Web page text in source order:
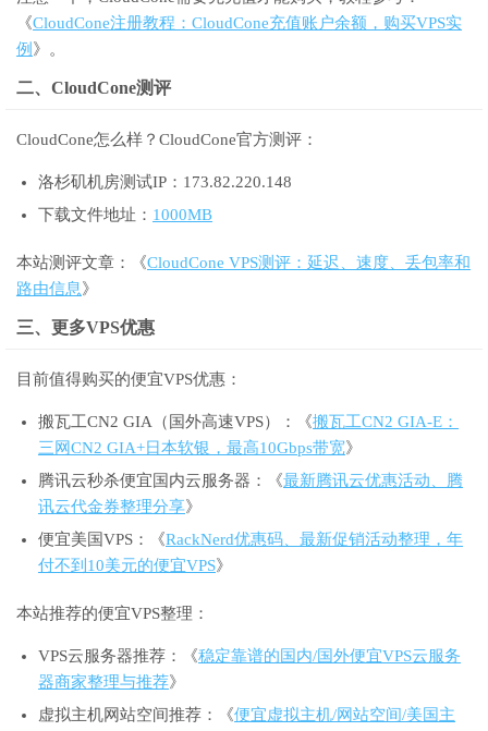
《CloudCone注册教程：CloudCone充值账户余额，购买VPS实
例 》。
二、CloudCone测评
CloudCone怎么样？CloudCone官方测评：
洛杉矶机房测试IP：173.82.220.148
下载文件地址： 1000MB
本站测评文章：《CloudCone VPS测评：延迟、速度、丢包率和
路由信息》
三、更多VPS优惠
目前值得购买的便宜VPS优惠：
搬瓦工CN2 GIA（国外高速VPS）：《搬瓦工CN2 GIA-E：
三网CN2 GIA+日本软银，最高10Gbps带宽》
腾讯云秒杀便宜国内云服务器：《最新腾讯云优惠活动、腾
讯云代金券整理分享》
便宜美国VPS：《RackNerd优惠码、最新促销活动整理，年
付不到10美元的便宜VPS》
本站推荐的便宜VPS整理：
VPS云服务器推荐：《稳定靠谱的国内/国外便宜VPS云服务
器商家整理与推荐》
虚拟主机网站空间推荐：《便宜虚拟主机/网站空间/美国主